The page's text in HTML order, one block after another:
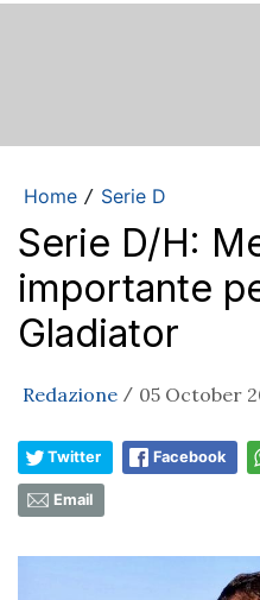
Home / Serie D
Serie D/H:
importante
Gladiator
Redazione / 05 October
Twitter Facebook
Email